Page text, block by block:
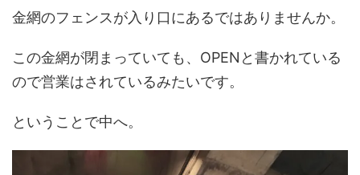
金網のフェンスが入り口にあるではありませんか。
この金網が閉まっていても、OPENと書かれている
ので営業はされているみたいです。
ということで中へ。